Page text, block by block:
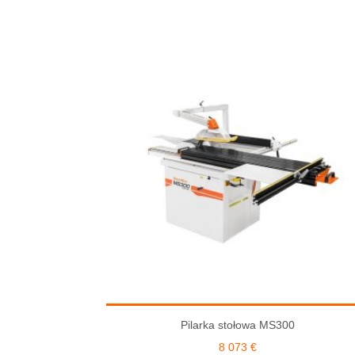
Pilarka stołowa MS300
8 073 €